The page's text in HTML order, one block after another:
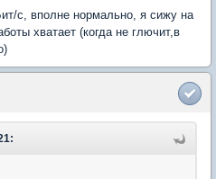
с, вполне нормально, я сижу на
хватает (когда не глючит,в